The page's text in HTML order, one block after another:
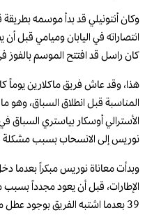
وكان أنتونيلي قد بدأ موسمه
انتصاراته في اليابان وميامي قبل
كان راسل قد افتتح الموسم بالفوز
هذا، وقد عاش فريق ماكلارين يوماً
المناسبة قبل انطلاق السباق، وهو
نوريس إلى الانسحاب بسبب مشكلة
وبدأت معاناة نوريس مبكراً بعدما
الإطارات، قبل أن يعود مجدداً بسبب
39 بعدما اشتبه الفريق بوجود عطل ميكانيكي كبير.